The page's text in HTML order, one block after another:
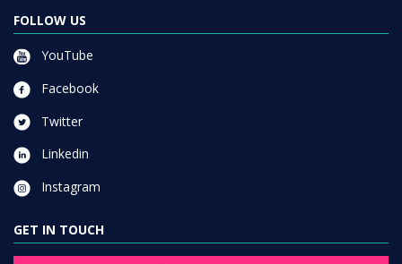
FOLLOW US
YouTube
Facebook
Twitter
Linkedin
Instagram
GET IN TOUCH